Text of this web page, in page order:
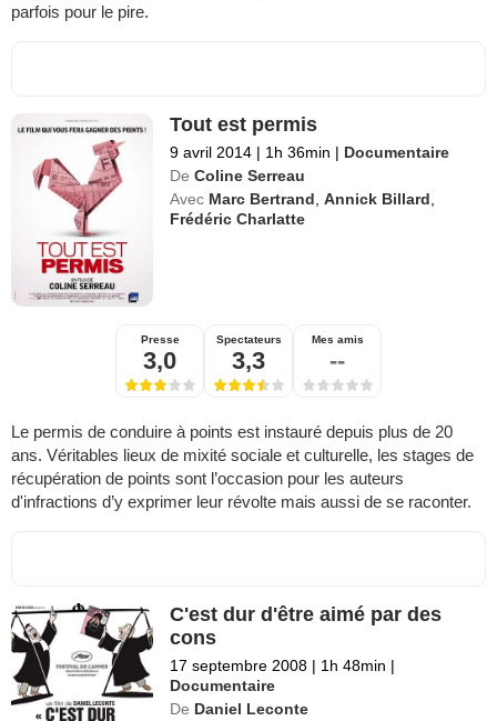
parfois pour le pire.
Tout est permis
9 avril 2014 | 1h 36min | Documentaire
De Coline Serreau
Avec Marc Bertrand ,Annick Billard
Frédéric Charlatte
Presse
3,0
Spectateurs
3,3
Mes amis
--
Le permis de conduire à points est instauré depuis plus de 20
ans. Véritables lieux de mixité sociale et culturelle, les stages de
récupération de points sont l’occasion pour les auteurs
d'infractions d’y exprimer leur révolte mais aussi de se raconter.
C'est dur d'être aimé par des
cons
17 septembre 2008 | 1h 48min |
Documentaire
De Daniel Leconte